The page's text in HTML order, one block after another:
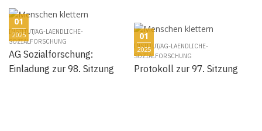
01
2025
INSTITUT/AG-LAENDLICHE-
SOZIALFORSCHUNG
AG Sozialforschung:
Einladung zur 98. Sitzung
01
2025
INSTITUT/AG-LAENDLICHE-
SOZIALFORSCHUNG
Protokoll zur 97. Sitzung